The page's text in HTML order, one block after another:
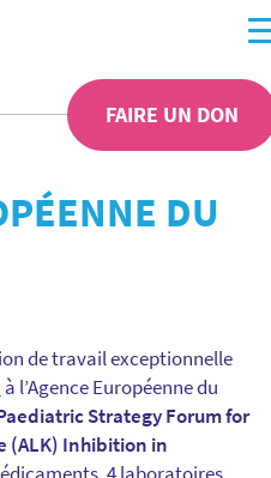
FAIRE UN DON
DU
de travail exceptionnelle
à l’Agence Européenne du
Strategy Forum for
(ALK) Inhibition in